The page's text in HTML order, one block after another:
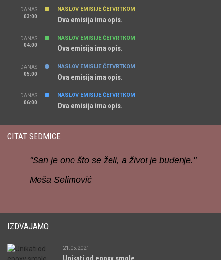
DANAS
03:00
NASLOV EMISIJE ČETVRTKOM
Ova emisija ima opis.
DANAS
04:00
NASLOV EMISIJE ČETVRTKOM
Ova emisija ima opis.
DANAS
05:00
NASLOV EMISIJE ČETVRTKOM
Ova emisija ima opis.
DANAS
06:00
NASLOV EMISIJE ČETVRTKOM
Ova emisija ima opis.
CITAT SEDMICE
"San je ono što se želi, a život je buđenje."
Meša Selimović
IZDVAJAMO
21.05.2021
Unikati od epoxy smole